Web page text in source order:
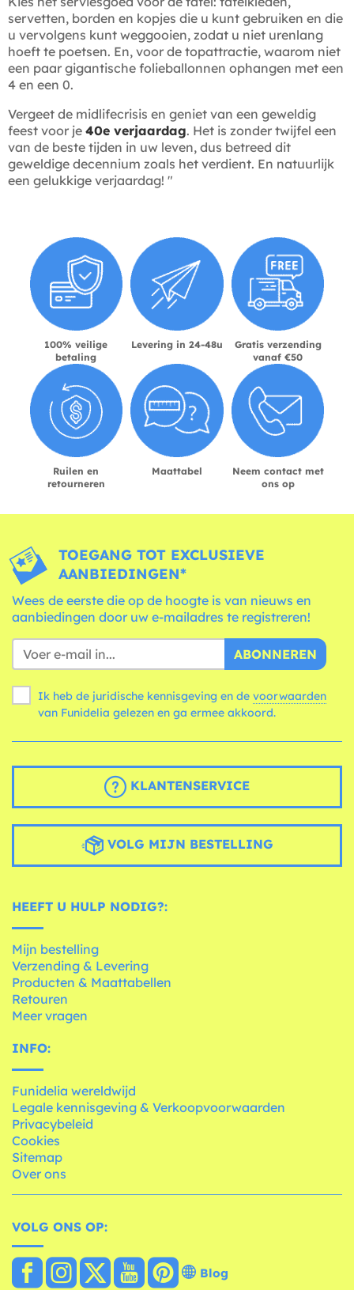
servetten, borden en kopjes die u kunt gebruiken en die
u vervolgens kunt weggooien, zodat u niet urenlang
hoeft te poetsen. En, voor de topattractie, waarom niet
een paar gigantische folieballonnen ophangen met een
4 en een 0.
Vergeet de midlifecrisis en geniet van een geweldig
feest voor je 40e verjaardag. Het is zonder twijfel een
van de beste tijden in uw leven, dus betreed dit
geweldige decennium zoals het verdient. En natuurlijk
een gelukkige verjaardag! "
100% veilige
betaling
Levering in 24-48u
Gratis verzending
vanaf €50
Ruilen en
retourneren
Maattabel
Neem contact met
ons op
TOEGANG TOT EXCLUSIEVE
AANBIEDINGEN*
Wees de eerste die op de hoogte is van nieuws en
aanbiedingen door uw e-mailadres te registreren!
ABONNEREN
Ik heb de juridische kennisgeving en de voorwaarden
van Funidelia gelezen en ga ermee akkoord.
KLANTENSERVICE
VOLG MIJN BESTELLING
HEEFT U HULP NODIG?:
Mijn bestelling
Verzending & Levering
Producten & Maattabellen
Retouren
Meer vragen
INFO:
Funidelia wereldwijd
Legale kennisgeving & Verkoopvoorwaarden
Privacybeleid
Cookies
Sitemap
Over ons
VOLG ONS OP:
Blog